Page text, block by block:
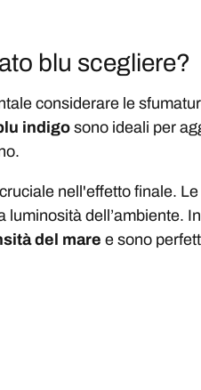
blu scegliere?
considerare le
indigo sono ideali per
nell'effetto finale.
dell’ambiente.
del mare e sono